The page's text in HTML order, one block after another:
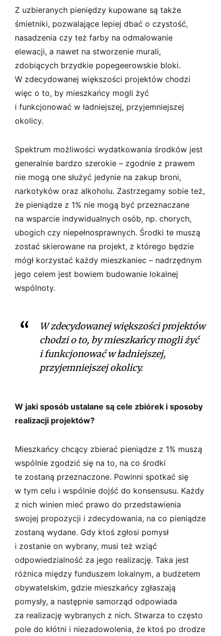
Z uzbieranych pieniędzy kupowane są także
śmietniki, pozwalające lepiej dbać o czystość,
nasadzenia czy też farby na odmalowanie
elewacji, a nawet na stworzenie murali,
zdobiących brzydkie popegeerowskie bloki.
W zdecydowanej większości projektów chodzi
więc o to, by mieszkańcy mogli żyć
i funkcjonować w ładniejszej, przyjemniejszej
okolicy.
Spektrum możliwości wydatkowania środków jest
generalnie bardzo szerokie – zgodnie z prawem
nie mogą one służyć jedynie na zakup broni,
narkotyków oraz alkoholu. Zastrzegamy sobie też,
że pieniądze z 1% nie mogą być przeznaczane
na wsparcie indywidualnych osób, np. chorych,
ubogich czy niepełnosprawnych. Środki te muszą
zostać skierowane na projekt, z którego będzie
mógł korzystać każdy mieszkaniec – nadrzędnym
jego celem jest bowiem budowanie lokalnej
wspólnoty.
W zdecydowanej większości projektów
chodzi o to, by mieszkańcy mogli żyć
i funkcjonować w ładniejszej,
przyjemniejszej okolicy.
W jaki sposób ustalane są cele zbiórek i sposoby
realizacji projektów?
Mieszkańcy chcący zbierać pieniądze z 1% muszą
wspólnie zgodzić się na to, na co środki
te zostaną przeznaczone. Powinni spotkać się
w tym celu i wspólnie dojść do konsensusu. Każdy
z nich winien mieć prawo do przedstawienia
swojej propozycji i zdecydowania, na co pieniądze
zostaną wydane. Gdy ktoś zgłosi pomysł
i zostanie on wybrany, musi też wziąć
odpowiedzialność za jego realizację. Taka jest
różnica między funduszem lokalnym, a budżetem
obywatelskim, gdzie mieszkańcy zgłaszają
pomysły, a następnie samorząd odpowiada
za realizację wybranych z nich. Stwarza to często
pole do kłótni i niezadowolenia, że ktoś po drodze